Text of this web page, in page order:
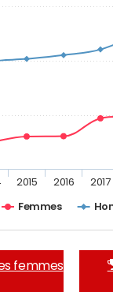
Femmes
2015 2016 2017
femmes